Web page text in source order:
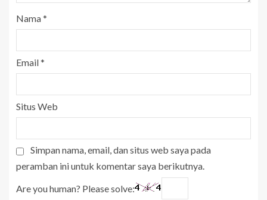
Nama*
Email*
Situs Web
Simpan nama, email, dan situs web saya pada
peramban ini untuk komentar saya berikutnya.
Are you human? Please solve: